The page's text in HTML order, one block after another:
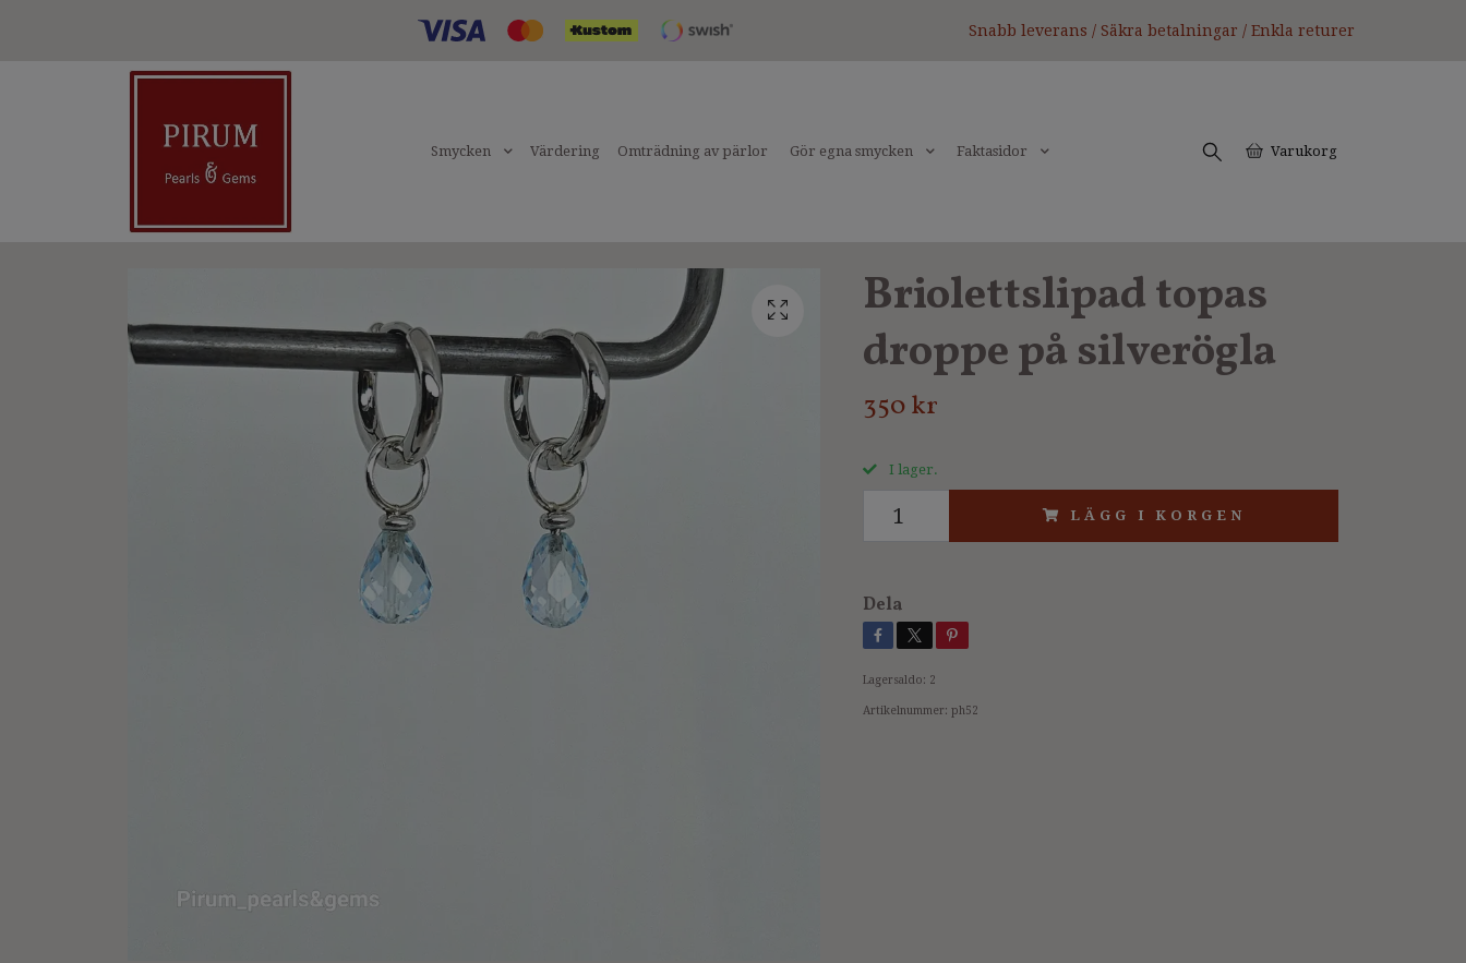
Snabb leverans / Säkra betalningar / Enkla returer
Smycken Värdering Omträdning av pärlor Gör egna smycken Faktasidor Varukorg
Briolettslipad topas
droppe på silverögla
350 kr
I lager.
LÄGG I KORGEN
Dela
Lagersaldo: 2
Artikelnummer: ph52